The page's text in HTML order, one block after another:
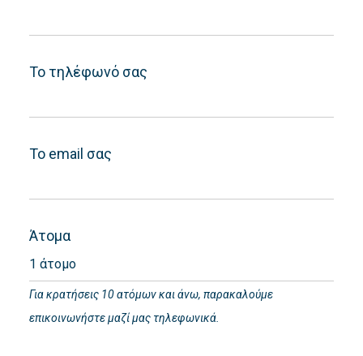
Το τηλέφωνό σας
Το email σας
Άτομα
Για κρατήσεις 10 ατόμων και άνω, παρακαλούμε
επικοινωνήστε μαζί μας τηλεφωνικά.